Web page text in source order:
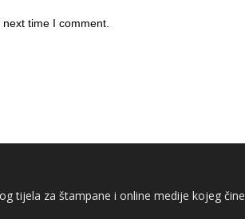
time I comment.
tijela za štampane i online medije kojeg čine